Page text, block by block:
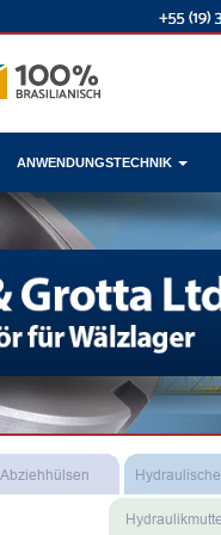
ANWENDUNGSTECHNIK